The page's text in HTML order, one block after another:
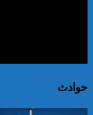
حوادث